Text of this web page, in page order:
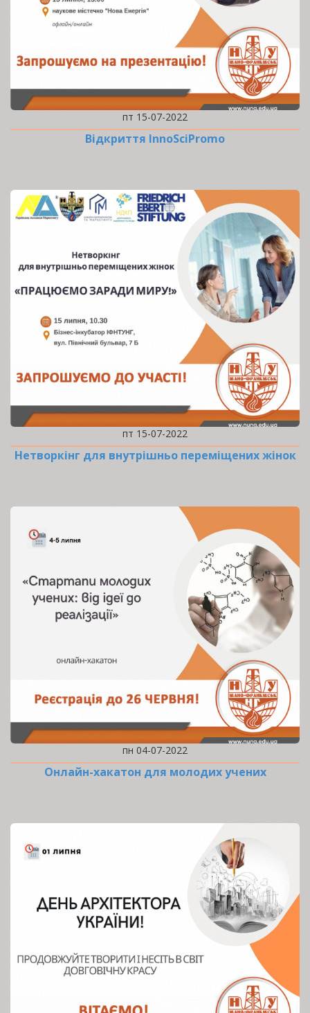
пт 15-07-2022
Відкриття InnoSciPromo
пт 15-07-2022
Нетворкінг для внутрішньо переміщених жінок
пн 04-07-2022
Онлайн-хакатон для молодих учених